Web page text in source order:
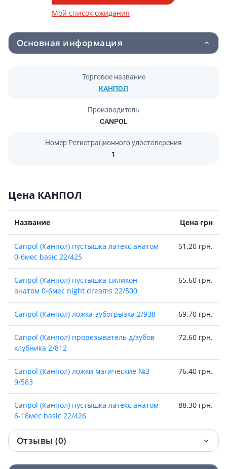
Мой список ожидания
Основная информация
Торговое название
КАНПОЛ
Производитель
CANPOL
Номер Регистрационного удостоверения
1
Цена КАНПОЛ
Название Цена грн
Canpol (Канпол) пустышка латекс анатом
0-6мес basic 22/425
51.20 грн.
Canpol (Канпол) пустышка силикон
анатом 0-6мес night dreams 22/500
65.60 грн.
Canpol (Канпол) ложка-зубогрызка 2/938 69.70 грн.
Canpol (Канпол) прорезыватель д/зубов
клубника 2/812
72.60 грн.
Canpol (Канпол) ложки магические №3
9/583
76.40 грн.
Саnpol (Канпол) пустышка латекс анатом
6-18мес basic 22/426
88.30 грн.
Canpol (Канпол) погремушка сова розов
2/187
88.60 грн.
Отзывы (0)